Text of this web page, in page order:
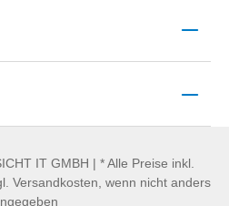
IT GMBH | * Alle Preise inkl.
Versandkosten, wenn nicht anders